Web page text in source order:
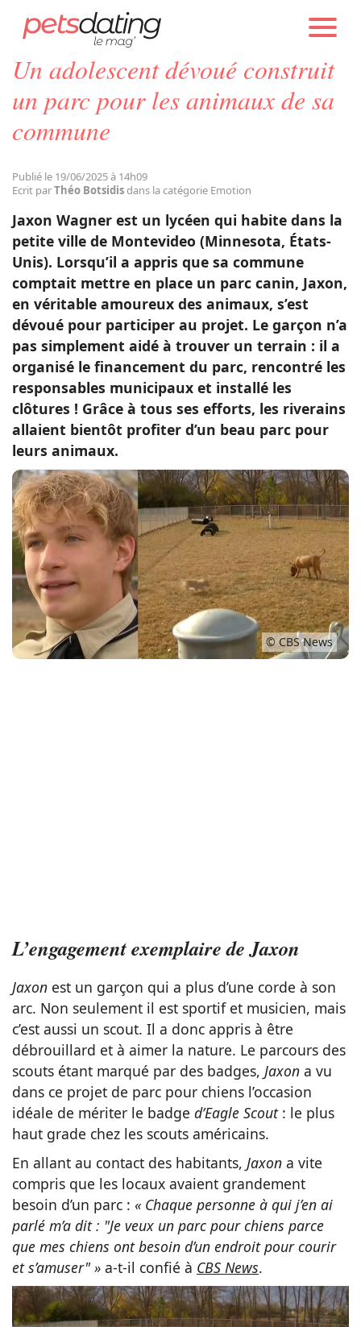
Chien
Faits Divers
Emotion
Tops
Sauvetages
Conso
PETS DATING ACTUALITÉS EMOTION
Un adolescent dévoué construit
un parc pour les animaux de sa
commune
Publié le 19/06/2025 à 14h09
Ecrit parThéo Botsidisdans la catégorie Emotion
Jaxon Wagner est un lycéen qui habite dans la
petite ville de Montevideo (Minnesota, États-
Unis). Lorsqu’il a appris que sa commune
comptait mettre en place un parc canin, Jaxon,
en véritable amoureux des animaux, s’est
dévoué pour participer au projet. Le garçon n’a
pas simplement aidé à trouver un terrain : il a
organisé le financement du parc, rencontré les
responsables municipaux et installé les
clôtures ! Grâce à tous ses efforts, les riverains
allaient bientôt profiter d’un beau parc pour
leurs animaux.
© CBS News
L’engagement exemplaire de Jaxon
Jaxon est un garçon qui a plus d’une corde à son
arc. Non seulement il est sportif et musicien, mais
c’est aussi un scout. Il a donc appris à être
débrouillard et à aimer la nature. Le parcours des
scouts étant marqué par des badges, Jaxon a vu
dans ce projet de parc pour chiens l’occasion
idéale de mériter le badge d’Eagle Scout: le plus
haut grade chez les scouts américains.
En allant au contact des habitants, Jaxon a vite
compris que les locaux avaient grandement
besoin d’un parc : « Chaque personne à qui j’en ai
parlé m’a dit : "Je veux un parc pour chiens parce
que mes chiens ont besoin d’un endroit pour courir
et s’amuser" » a-t-il confié à CBS News.